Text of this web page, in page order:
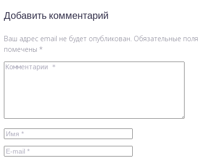
Добавить комментарий
Ваш адрес email не будет опубликован. Обязательные поля
помечены *